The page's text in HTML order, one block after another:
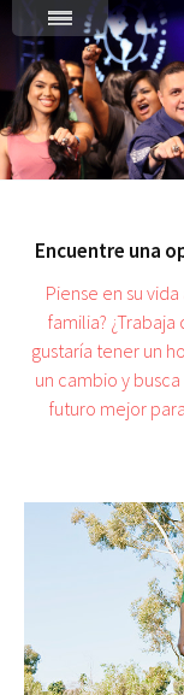
Encuentre una
Piense en su
familia?
gustaría tener un
un cambio y
futuro mejor